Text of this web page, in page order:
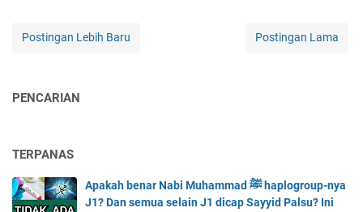
Postingan Lebih Baru Postingan Lama
PENCARIAN
TERPANAS
Apakah benar Nabi Muhammad ﷺ haplogroup-nya
J1? Dan semua selain J1 dicap Sayyid Palsu? Ini